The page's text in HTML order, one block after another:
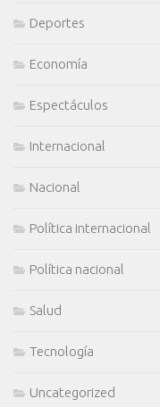
Deportes
Economía
Espectáculos
Internacional
Nacional
Política internacional
Política nacional
Salud
Tecnología
Uncategorized